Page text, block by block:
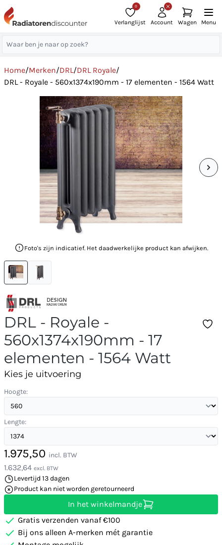
0
Verlanglijst Account Wagen Menu
Home/Merken/DRL/DRL Royale/
DRL - Royale - 560x1374x190mm - 17 elementen - 1564 Watt
Foto's zijn indicatief. Het daadwerkelijke product kan afwijken.
DRL - Royale -
560x1374x190mm - 17
elementen - 1564 Watt
Kies je uitvoering
Hoogte:
Lengte:
1.975,50 incl. BTW
1.632,64 excl. BTW
Levertijd 13 dagen
Product kan niet worden geretourneerd
In het winkelmandje
Gratis verzenden vanaf €100
Bij ons alleen A-merken mét garantie